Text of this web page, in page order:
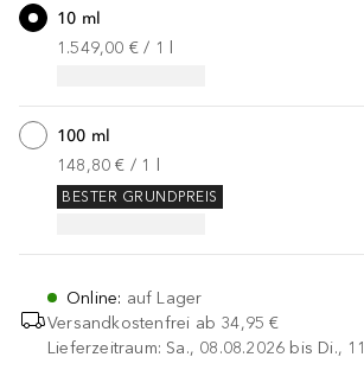
10 ml
1.549,00 € / 1
100 ml
148,80 € / 1
BESTER GRUNDPREIS
Online: auf Lager
Versandkostenfrei ab 34,95 €
Lieferzeitraum: Sa., 08.08.2026 bis Di.,